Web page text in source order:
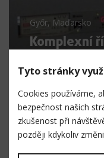
Győr, Maďarsko
Komplexní
Prohlédnout
Tyto stránky
Cookies používáme,
bezpečnost našich
zkušenost při
později kdykoliv